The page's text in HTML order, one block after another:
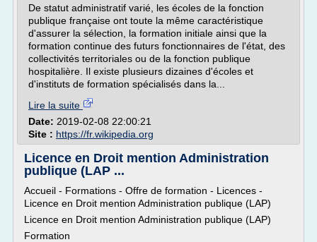
De statut administratif varié, les écoles de la fonction
publique française ont toute la même caractéristique
d'assurer la sélection, la formation initiale ainsi que la
formation continue des futurs fonctionnaires de l'état, des
collectivités territoriales ou de la fonction publique
hospitalière. Il existe plusieurs dizaines d'écoles et
d'instituts de formation spécialisés dans la...
Lire la suite
Date: 2019-02-08 22:00:21
Site : https://fr.wikipedia.org
Licence en Droit mention Administration
publique (LAP ...
Accueil - Formations - Offre de formation - Licences -
Licence en Droit mention Administration publique (LAP)
Licence en Droit mention Administration publique (LAP)
Formation